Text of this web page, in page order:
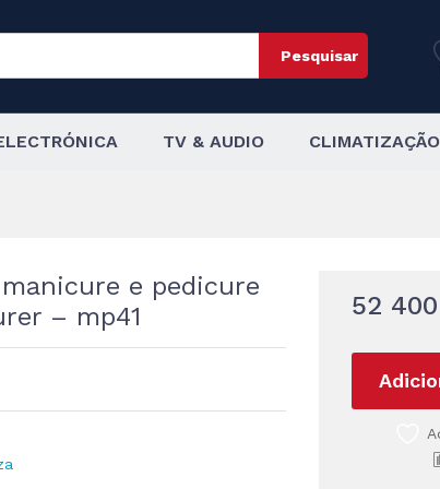
Pesquisar
TV & AUDIO CLIMATIZAÇÃO
e pedicure
– mp41
52 400